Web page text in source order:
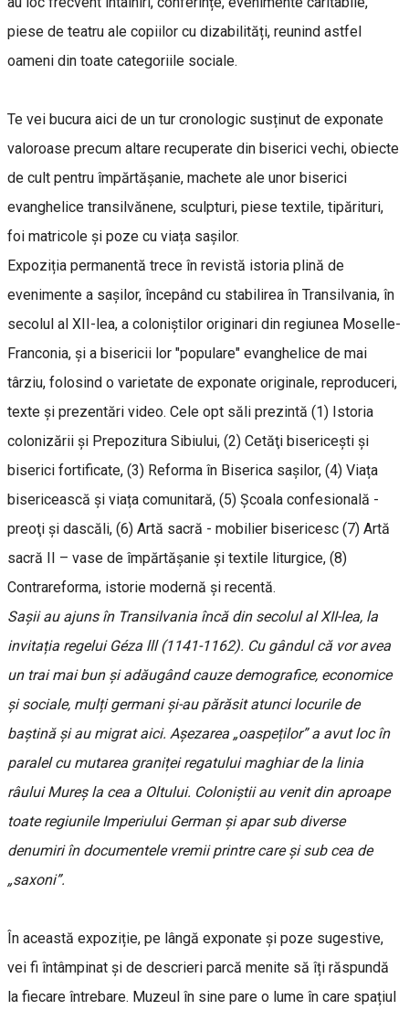
piese de teatru ale copiilor cu dizabilități, reunind astfel
oameni din toate categoriile sociale.
Te vei bucura aici de un tur cronologic susținut de exponate
valoroase precum altare recuperate din biserici vechi, obiecte
de cult pentru împărtășanie, machete ale unor biserici
evanghelice transilvănene, sculpturi, piese textile, tipărituri,
foi matricole și poze cu viața sașilor.
Expoziția permanentă trece în revistă istoria plină de
evenimente a sașilor, începând cu stabilirea în Transilvania, în
secolul al XII-lea, a coloniștilor originari din regiunea Moselle-
Franconia, și a bisericii lor "populare" evanghelice de mai
târziu, folosind o varietate de exponate originale, reproduceri,
texte și prezentări video. Cele opt săli prezintă (1) Istoria
colonizării şi Prepozitura Sibiului, (2) Cetăţi bisericeşti și
biserici fortificate, (3) Reforma în Biserica saşilor, (4) Viața
bisericească şi viața comunitară, (5) Şcoala confesională -
preoţi şi dascăli, (6) Artă sacră - mobilier bisericesc (7) Artă
sacră II – vase de împărtăşanie şi textile liturgice, (8)
Contrareforma, istorie modernă și recentă.
Sașii au ajuns în Transilvania încă din secolul al XII-lea, la
invitația regelui Géza lll (1141-1162). Cu gândul că vor avea
un trai mai bun și adăugând cauze demografice, economice
și sociale, mulți germani și-au părăsit atunci locurile de
baștină și au migrat aici. Așezarea „oaspeților” a avut loc în
paralel cu mutarea graniței regatului maghiar de la linia
râului Mureș la cea a Oltului. Coloniștii au venit din aproape
toate regiunile Imperiului German și apar sub diverse
denumiri în documentele vremii printre care și sub cea de
„saxoni”.
În această expoziție, pe lângă exponate și poze sugestive,
vei fi întâmpinat și de descrieri parcă menite să îți răspundă
la fiecare întrebare. Muzeul în sine pare o lume în care spațiul